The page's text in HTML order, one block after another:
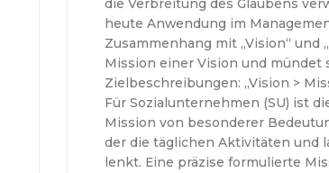
die Verbreitung des Glaubens
heute Anwendung im
Zusammenhang mit „Vision“ und
Mission einer Vision und
Zielbeschreibungen: „Vision >
Für Sozialunternehmen (SU) ist
Mission von besonderer
der die täglichen Aktivitäten und
lenkt. Eine präzise formulierte